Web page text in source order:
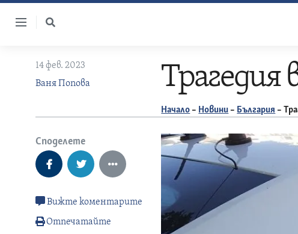
Skip
14 фев. 2023
Ваня Попова
Начало – Новини – България –
Споделете
Вижте коментарите
Отпечатайте